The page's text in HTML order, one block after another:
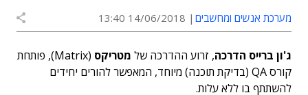
מערכת אנשים ומחשבים 14/06/2018 13:40
ג'ון ברייס הדרכה, זרוע ההדרכה של מטריקס
(Matrix), פותחת
קורס QA (בדיקת תוכנה) מיוחד, המאפשר להורים יחידים
להשתתף בו ללא עלות.